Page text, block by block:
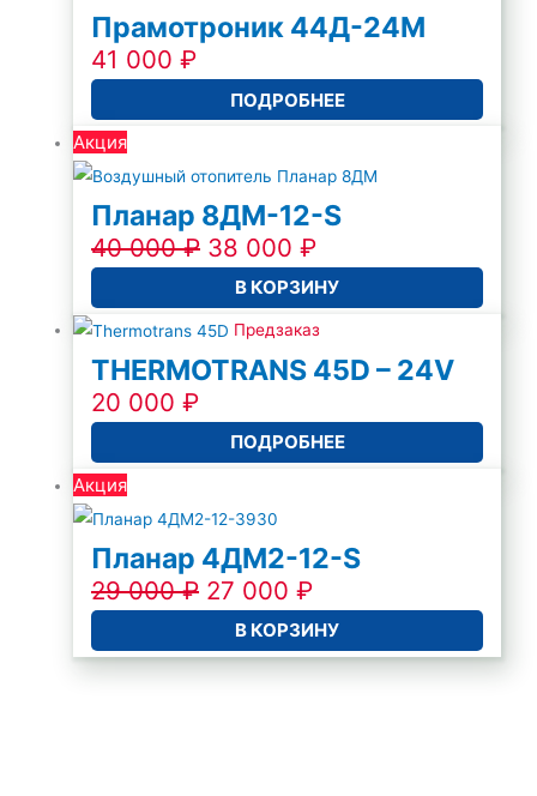
Прамотроник 44Д-24М
41 000₽
ПОДРОБНЕЕ
Акция
Планар 8ДМ-12-S
40 000₽ 38 000₽
В КОРЗИНУ
Предзаказ
THERMOTRANS 45D – 24V
20 000₽
ПОДРОБНЕЕ
Акция
Планар 4ДМ2-12-S
29 000₽ 27 000₽
В КОРЗИНУ